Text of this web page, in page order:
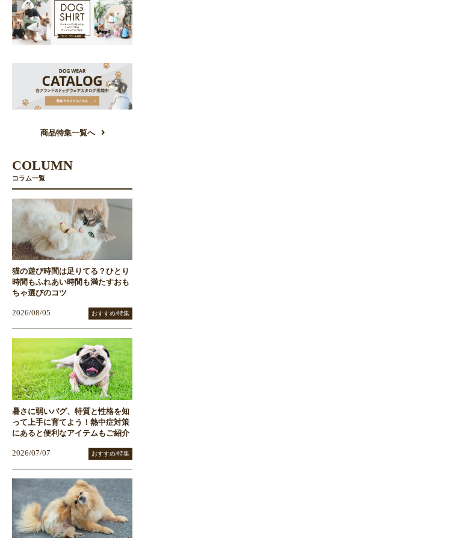
商品特集一覧へ
COLUMN
コラム一覧
猫の遊び時間は足りてる？ひとり
時間もふれあい時間も満たすおも
ちゃ選びのコツ
2026/08/05 おすすめ/特集
暑さに弱いパグ、特質と性格を知
って上手に育てよう！熱中症対策
にあると便利なアイテムもご紹介
2026/07/07 おすすめ/特集